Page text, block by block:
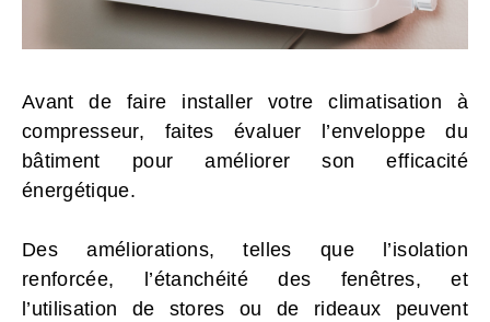
Avant de faire installer votre climatisation à
compresseur, faites évaluer l’enveloppe du
bâtiment pour améliorer son efficacité
énergétique.
Des améliorations, telles que l’isolation
renforcée, l’étanchéité des fenêtres, et
l’utilisation de stores ou de rideaux peuvent